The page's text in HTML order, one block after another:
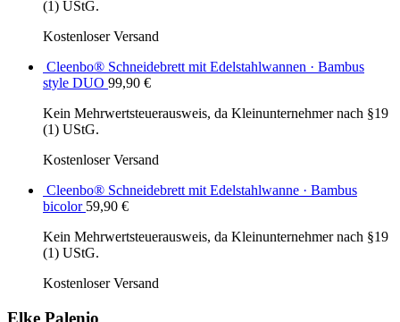
(1) UStG.
Kostenloser Versand
Cleenbo® Schneidebrett mit Edelstahlwannen · Bambus
style DUO 99,90 €
Kein Mehrwertsteuerausweis, da Kleinunternehmer nach §19
(1) UStG.
Kostenloser Versand
Cleenbo® Schneidebrett mit Edelstahlwanne · Bambus
bicolor 59,90 €
Kein Mehrwertsteuerausweis, da Kleinunternehmer nach §19
(1) UStG.
Kostenloser Versand
Elke Palenio